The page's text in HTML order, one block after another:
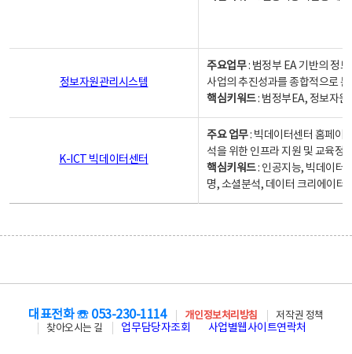
정보자원관리시스템
주요업무: 범정부 EA 기반의 정
사업의 추진성과를 종합적으로
핵심키워드: 범정부EA, 정보자
K-ICT 빅데이터센터
주요 업무: 빅데이터센터 홈페이
석을 위한 인프라 지원 및 교육정
핵심키워드: 인공지능, 빅데이터,
명, 소셜분석, 데이터 크리에이터
대표전화 ☏ 053-230-1114 개인정보처리방침
저작권 정책
찾아오시는 길
업무담당자조회 사업별웹사이트연락처